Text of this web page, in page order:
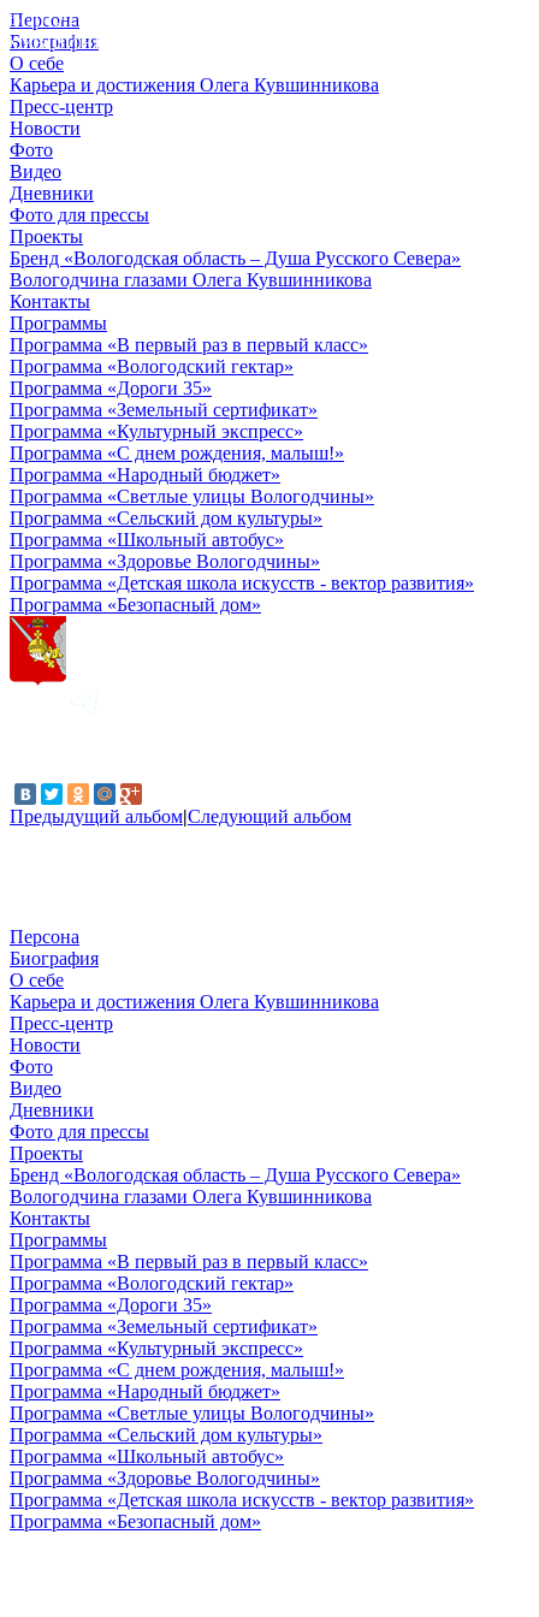
Персона
Биография
О себе
Карьера и достижения Олега Кувшинникова
Пресс-центр
Новости
Фото
Видео
Дневники
Фото для прессы
Проекты
Бренд «Вологодская область – Душа Русского Севера»
Вологодчина глазами Олега Кувшинникова
Контакты
Программы
Программа «В первый раз в первый класс»
Программа «Вологодский гектар»
Программа «Дороги 35»
Программа «Земельный сертификат»
Программа «Культурный экспресс»
Программа «С днем рождения, малыш!»
Программа «Народный бюджет»
Программа «Светлые улицы Вологодчины»
Программа «Сельский дом культуры»
Программа «Школьный автобус»
Программа «Здоровье Вологодчины»
Программа «Детская школа искусств - вектор развития»
Программа «Безопасный дом»
Предыдущий альбом|Следующий альбом
© 2012 - 2023,
КУВШИННИКОВ О.А.
Персона
Биография
О себе
Карьера и достижения Олега Кувшинникова
Пресс-центр
Новости
Фото
Видео
Дневники
Фото для прессы
Проекты
Бренд «Вологодская область – Душа Русского Севера»
Вологодчина глазами Олега Кувшинникова
Контакты
Программы
Программа «В первый раз в первый класс»
Программа «Вологодский гектар»
Программа «Дороги 35»
Программа «Земельный сертификат»
Программа «Культурный экспресс»
Программа «С днем рождения, малыш!»
Программа «Народный бюджет»
Программа «Светлые улицы Вологодчины»
Программа «Сельский дом культуры»
Программа «Школьный автобус»
Программа «Здоровье Вологодчины»
Программа «Детская школа искусств - вектор развития»
Программа «Безопасный дом»